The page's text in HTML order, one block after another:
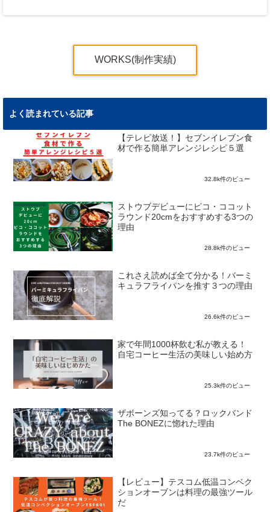
WORKS(制作実績)
よく読まれている記事
【テレビ放送！】セブンイレブン食
材で作る簡単アレンジレシピ５選
32.8k件のビュー
ストウブデビューにピコ・ココット
ラウンド20cmをおすすめする3つの
理由
28.8k件のビュー
これさえ読めば全て分かる！バーミ
キュラフライパンを推す３つの理由
26.6k件のビュー
家で年間1000杯飲む私が教える！
自宅コーヒー生活の美味しい始め方
25.3k件のビュー
ザボーンズ知ってる？ロックバンド
The BONEZに惚れた理由
23.7k件のビュー
【レビュー】テスコム低温コンベク
ションオーブンは料理の最強ツール
だ